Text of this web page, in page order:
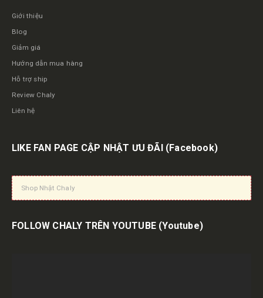
Giới thiệu
Blog
Giảm giá
Hướng dẫn mua hàng
Hỗ trợ ship
Review Chaly
Liên hệ
LIKE FAN PAGE CẬP NHẬT ƯU ĐÃI (Facebook)
Shop Nhật Chaly
FOLLOW CHALY TRÊN YOUTUBE (Youtube)